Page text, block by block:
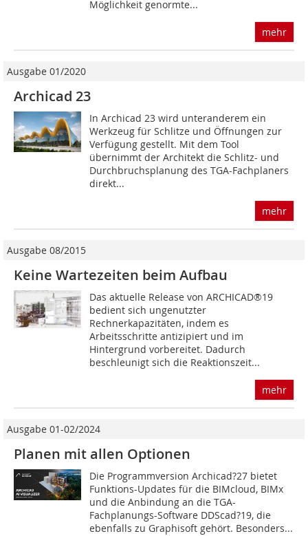
Möglichkeit genormte...
mehr
Ausgabe 01/2020
Archicad 23
In Archicad 23 wird unteranderem ein
Werkzeug für Schlitze und Öffnungen zur
Verfügung gestellt. Mit dem Tool
übernimmt der Architekt die Schlitz- und
Durchbruchsplanung des TGA-Fachplaners
direkt...
mehr
Ausgabe 08/2015
Keine Wartezeiten beim Aufbau
Das aktuelle Release von ARCHICAD®19
bedient sich ungenutzter
Rechnerkapazitäten, indem es
Arbeitsschritte antizipiert und im
Hintergrund vorbereitet. Dadurch
beschleunigt sich die Reaktionszeit...
mehr
Ausgabe 01-02/2024
Planen mit allen Optionen
Die Programmversion Archicad?27 bietet
Funktions-Updates für die BIMcloud, BIMx
und die Anbindung an die TGA-
Fachplanungs-Software ­DDScad?19, die
ebenfalls zu Graphisoft gehört. ­Besonders...